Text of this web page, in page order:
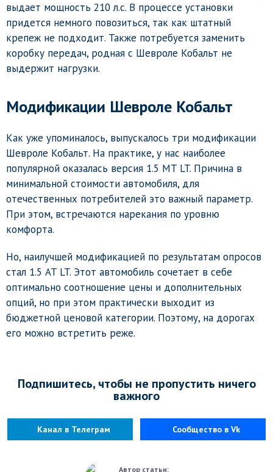
выдает мощность 210 л.с. В процессе установки
придется немного повозиться, так как штатный
крепеж не подходит. Также потребуется заменить
коробку передач, родная с Шевроле Кобальт не
выдержит нагрузки.
Модификации Шевроле Кобальт
Как уже упоминалось, выпускалось три модификации
Шевроле Кобальт. На практике, у нас наиболее
популярной оказалась версия 1.5 MT LT. Причина в
минимальной стоимости автомобиля, для
отечественных потребителей это важный параметр.
При этом, встречаются нарекания по уровню
комфорта.
Но, наилучшей модификацией по результатам опросов
стал 1.5 AT LT. Этот автомобиль сочетает в себе
оптимально соотношение цены и дополнительных
опций, но при этом практически выходит из
бюджетной ценовой категории. Поэтому, на дорогах
его можно встретить реже.
Подпишитесь, чтобы не пропустить ничего
важного
Канал в Телеграм Сообщество в Vk